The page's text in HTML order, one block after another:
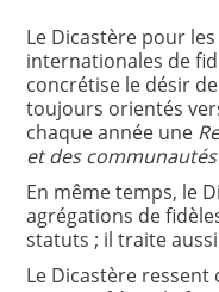
Le Dicastère pour
internationales de
concrétise le désir
toujours orientés
chaque année une
et des
En même temps, le
agrégations de
statuts ; il traite
Le Dicastère